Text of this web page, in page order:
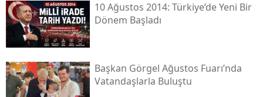
10 Ağustos 2014: Türkiye’de Yeni Bir
Dönem Başladı
Başkan Görgel Ağustos Fuarı’nda
Vatandaşlarla Buluştu